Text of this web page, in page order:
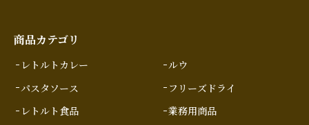
商品カテゴリ
レトルトカレー
パスタソース
レトルト食品
ルウ
フリーズドライ
業務用商品